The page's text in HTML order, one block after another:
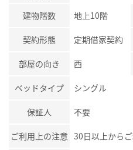
建物階数
地上10階
契約形態 定期借家契約
部屋の向き 西
ベッドタイプ シングル
保証人 不要
ご利用上の注意 30日以上からご